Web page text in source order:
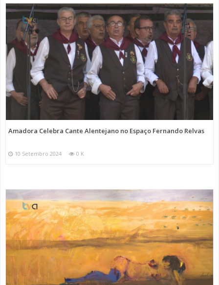
Amadora Celebra Cante Alentejano no Espaço Fernando Relvas
10 Setembro 2024 0 K